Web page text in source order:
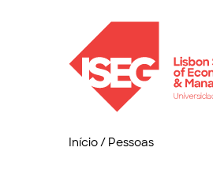
Início/ Pessoas